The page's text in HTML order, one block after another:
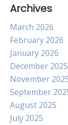
Archives
March 2026
February 2026
January 2026
December 2025
November
September
August 2025
July 2025